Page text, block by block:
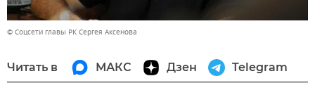
© Соцсети главы РК Сергея Аксенова
Читать в МАКС Дзен Telegram